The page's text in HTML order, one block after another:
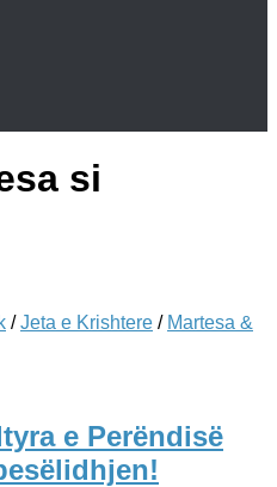
si
/Jeta e Krishtere / Martesa &
e Perëndisë